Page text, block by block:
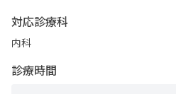
対応診療科
内科
診療時間